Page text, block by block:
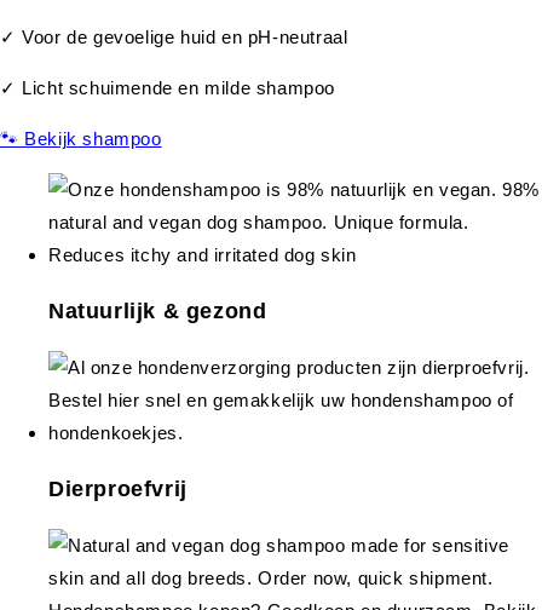
✓ Voor de gevoelige huid en pH-neutraal
✓ Licht schuimende en milde shampoo
🐾 Bekijk shampoo
Natuurlijk & gezond
Dierproefvrij